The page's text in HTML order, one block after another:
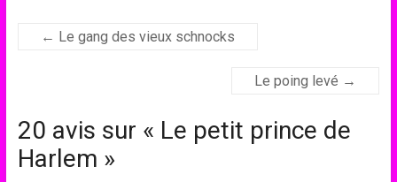
← Le gang des vieux schnocks
Le poing levé →
20 avis sur « Le petit prince de
Harlem »